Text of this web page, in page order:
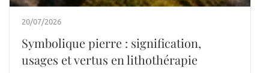
20/07/2026
Symbolique pierre : signification,
usages et vertus en lithothérapie